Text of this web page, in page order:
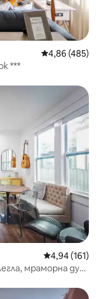
Средна
4,86 (485)
***
Средна
4,94 (161)
мраморна душ